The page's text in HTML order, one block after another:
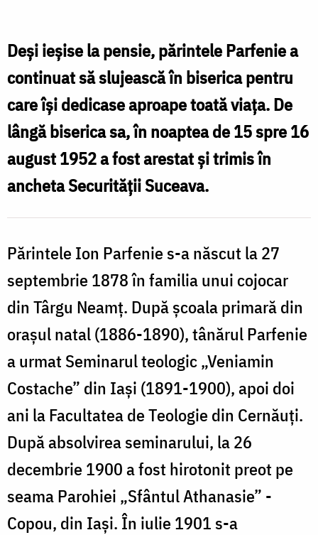
–
Mărturisitor
în
temnițele
comuniste
Deși ieșise la pensie, părintele Parfenie a
continuat să slujească în biserica pentru
care își dedicase aproape toată viața. De
lângă biserica sa, în noaptea de 15 spre 16
august 1952 a fost arestat și trimis în
ancheta Securității Suceava.
Părintele Ion Parfenie s-a născut la 27
septembrie 1878 în familia unui cojocar
din Târgu Neamț. După școala primară din
orașul natal (1886-1890), tânărul Parfenie
a urmat Seminarul teologic „Veniamin
Costache” din Iași (1891-1900), apoi doi
ani la Facultatea de Teologie din Cernăuți.
După absolvirea seminarului, la 26
decembrie 1900 a fost hirotonit preot pe
seama Parohiei „Sfântul Athanasie” -
Copou, din Iași. În iulie 1901 s-a